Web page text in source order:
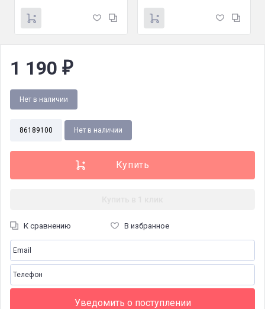
1 190 ₽
Нет в наличии
86189100 Нет в наличии
К сравнению В избранное
Уведомить о поступлении